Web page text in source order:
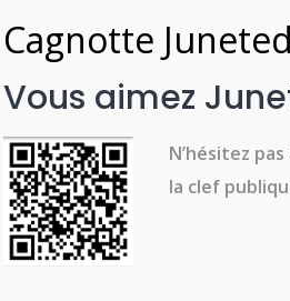
to
content
MODE FEMME
Manteau
Vous aimez
N’hésitez
la clef